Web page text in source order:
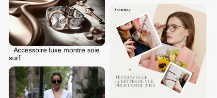
Accessoire luxe montre soie
surf